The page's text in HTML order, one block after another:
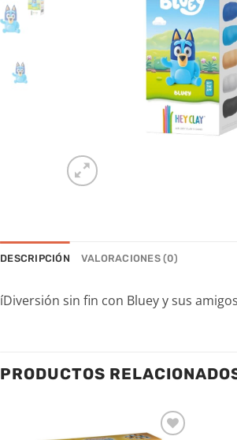
DESCRIPCIÓN VALORACIONES (0)
íDiversión sin fin con Bluey y sus
PRODUCTOS